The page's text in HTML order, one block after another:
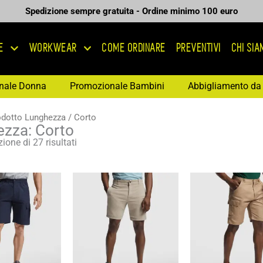
Spedizione sempre gratuita - Ordine minimo 100 euro
WORKWEAR COME ORDINARE PREVENTIVI CHI
Donna Promozionale Bambini Abbigliamento
Lunghezza / Corto
Corto
di 27 risultati
Fascia
prezzo:
12,68 €
a
18,12 €
Fascia
di
prezzo:
da
10,35 €
a
14,78 €
di
da
a